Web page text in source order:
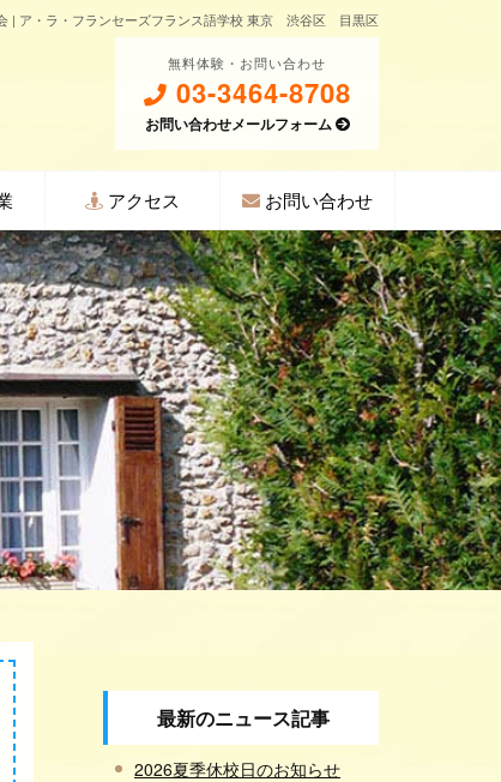
| ア・ラ・フランセーズフランス語学校 東京 渋谷区 目黒区
無料体験・お問い合わせ
03-3464-8708
お問い合わせメールフォーム
アクセス お問い合わせ
最新のニュース記事
2026夏季休校日のお知らせ